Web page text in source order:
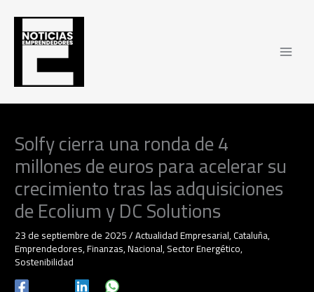
contenido
Solfy cierra una ronda de 4
millones de euros para acelerar su
crecimiento tras las adquisiciones
de Ecolium y DC Solutions
23 de septiembre de 2025/Actualidad Empresarial,Cataluña,
Emprendedores,Finanzas,Nacional,Sector Energético,
Sostenibilidad